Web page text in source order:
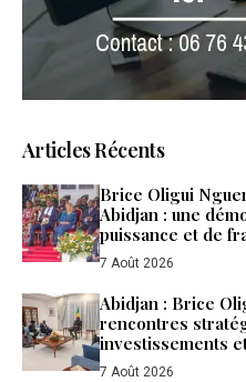
Articles Récents
Brice Oligui
Abidjan : une
puissance et de
Côte d’Ivoire
7 Août 2026
Abidjan : Brice
rencontres
investissements
économique du
7 Août 2026